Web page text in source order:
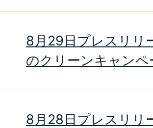
8月29日プレスリリ
のクリーンキャン
8月28日プレスリリ